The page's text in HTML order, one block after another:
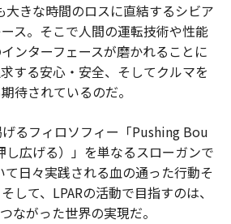
大きな時間のロスに直結するシビア
ス。そこで人間の運転技術や性能
ンターフェースが磨かれることに
する安心・安全、そしてクルマを
待されているのだ。
るフィロソフィー「Pushing Bou
広げる）」を単なるスローガンで
て日々実践される血の通った行動そ
して、LPARの活動で目指すのは、
ながった世界の実現だ。